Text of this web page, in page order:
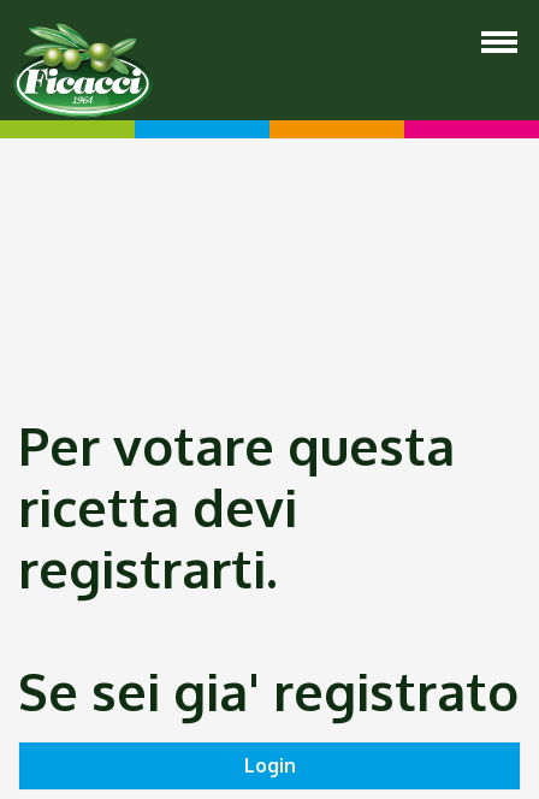
Per votare questa
ricetta devi
registrarti.
Se sei gia' registrato